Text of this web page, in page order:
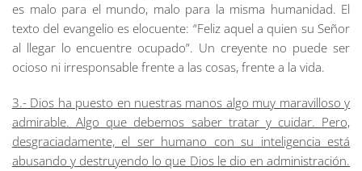
es malo para el mundo, malo para la misma humanidad. El
texto del evangelio es elocuente: “Feliz aquel a quien su Señor
al llegar lo encuentre ocupado”. Un creyente no puede ser
ocioso ni irresponsable frente a las cosas, frente a la vida.
3.- Dios ha puesto en nuestras manos algo muy maravilloso y
admirable. Algo que debemos saber tratar y cuidar. Pero,
desgraciadamente, el ser humano con su inteligencia está
abusando y destruyendo lo que Dios le dio en administración.